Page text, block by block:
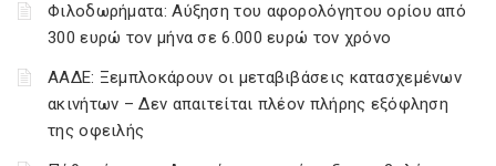
Φιλοδωρήματα: Αύξηση του αφορολόγητου ορίου από
300 ευρώ τον μήνα σε 6.000 ευρώ τον χρόνο
ΑΑΔΕ: Ξεμπλοκάρουν οι μεταβιβάσεις κατασχεμένων
ακινήτων – Δεν απαιτείται πλέον πλήρης εξόφληση
της οφειλής